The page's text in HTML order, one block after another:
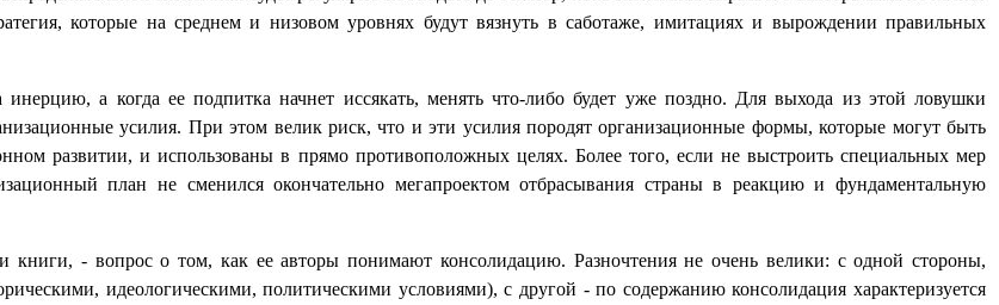
которые на среднем и низовом уровнях будут вязнуть в саботаже, имитациях и вырождении правильных
а когда ее подпитка начнет иссякать, менять что-либо будет уже поздно. Для выхода из этой ловушки
усилия. При этом велик риск, что и эти усилия породят организационные формы, которые могут быть
развитии, и использованы в прямо противоположных целях. Более того, если не выстроить специальных мер
план не сменился окончательно мегапроектом отбрасывания страны в реакцию и фундаментальную
книги, - вопрос о том, как ее авторы понимают консолидацию. Разночтения не очень велики: с одной стороны,
идеологическими, политическими условиями), с другой - по содержанию консолидация характеризуется